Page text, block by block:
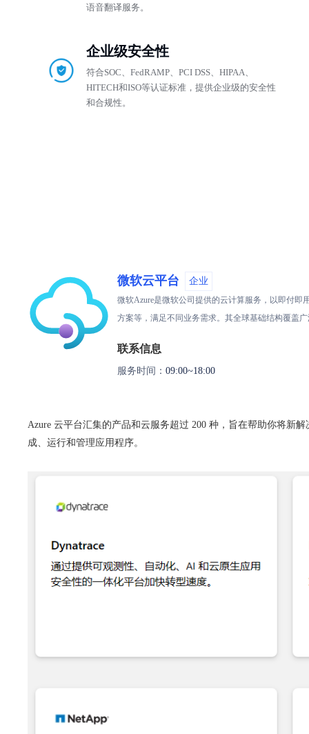
语音翻译服务。
企业级安全性
符合SOC、FedRAMP、PCI DSS、HIPAA、
HITECH和ISO等认证标准，提供企业级的安全性
和合规性。
微软云平台 企业
微软Azure是微软公司提供的云计算服务，以即付
方案等，满足不同业务需求。其全球基础结构覆盖
联系信息
服务时间： 09:00~18:00
Azure 云平台汇集的产品和云服务超过 200 种，旨在帮助你将新
成、运行和管理应用程序。